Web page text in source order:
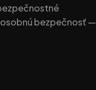
bezpečnosť —